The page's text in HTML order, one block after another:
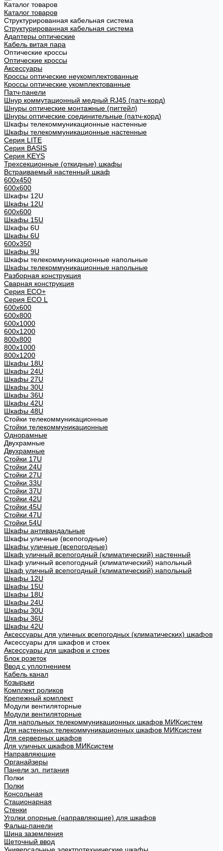
Каталог товаров
Каталог товаров
Структурированная кабельная система
Структурированная кабельная система
Адаптеры оптические
Кабель витая пара
Оптические кроссы
Оптические кроссы
Аксессуары
Кроссы оптические неукомплектованные
Кроссы оптические укомплектованные
Патч-панели
Шнур коммутационный медный RJ45 (патч-корд)
Шнуры оптические монтажные (пигтейл)
Шнуры оптические соединительные (патч-корд)
Шкафы телекоммуникационные настенные
Шкафы телекоммуникационные настенные
Cерия LITE
Cерия BASIS
Cерия KEYS
Трехсекционные (откидные) шкафы
Встраиваемый настенный шкаф
600x450
600x600
Шкафы 12U
Шкафы 12U
600x600
Шкафы 15U
Шкафы 6U
Шкафы 6U
600x350
Шкафы 9U
Шкафы телекоммуникационные напольные
Шкафы телекоммуникационные напольные
Разборная конструкция
Сварная конструкция
Серия ECO+
Серия ECO L
600x600
600x800
600х1000
600х1200
800x800
800х1000
800х1200
Шкафы 18U
Шкафы 24U
Шкафы 27U
Шкафы 30U
Шкафы 36U
Шкафы 42U
Шкафы 48U
Стойки телекоммуникационные
Стойки телекоммуникационные
Однорамные
Двухрамные
Двухрамные
Стойки 17U
Стойки 24U
Стойки 27U
Стойки 33U
Стойки 37U
Стойки 42U
Стойки 45U
Стойки 47U
Стойки 54U
Шкафы антивандальные
Шкафы уличные (всепогодные)
Шкафы уличные (всепогодные)
Шкаф уличный всепогодный (климатический) настенный
Шкаф уличный всепогодный (климатический) напольный
Шкаф уличный всепогодный (климатический) напольный
Шкафы 12U
Шкафы 15U
Шкафы 18U
Шкафы 24U
Шкафы 30U
Шкафы 36U
Шкафы 42U
Аксессуары для уличных всепогодных (климатических) шкафов
Аксессуары для шкафов и стоек
Аксессуары для шкафов и стоек
Блок розеток
Ввод с уплотнением
Кабель канал
Козырьки
Комплект роликов
Крепежный комплект
Модули вентиляторные
Модули вентиляторные
Для напольных телекоммуникационных шкафов МИКсистем
Для настенных телекоммуникационных шкафов МИКсистем
Для серверных шкафов
Для уличных шкафов МИКсистем
Направляющие
Органайзеры
Панели эл. питания
Полки
Полки
Консольная
Стационарная
Стенки
Уголки опорные (направляющие) для шкафов
Фальш-панели
Шина заземления
Щеточный ввод